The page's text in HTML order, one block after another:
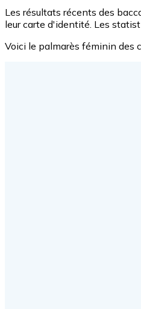
Les résultats récents des
leur carte d'identité. Les
Voici le palmarès féminin des